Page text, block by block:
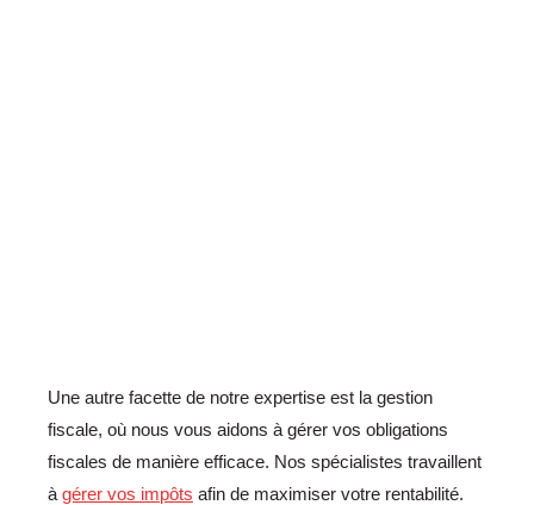
Une autre facette de notre expertise est la gestion
fiscale, où nous vous aidons à gérer vos obligations
fiscales de manière efficace. Nos spécialistes travaillent
à gérer vos impôts afin de maximiser votre rentabilité.